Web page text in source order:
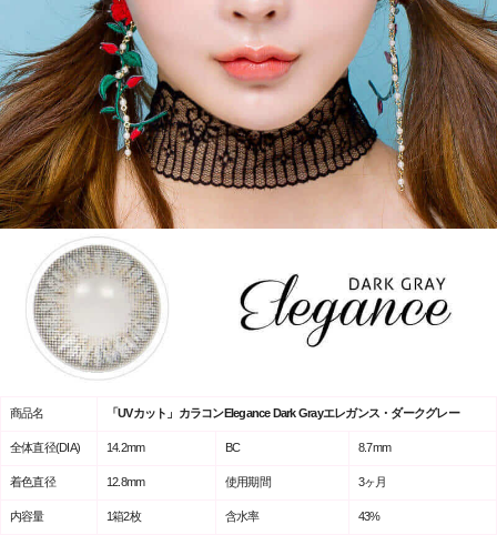
商品名 「UVカット」カラコンElegance Dark Grayエレガンス・ダークグレー
全体直径(DIA) 14.2mm BC 8.7mm
着色直径 12.8mm 使用期間 3ヶ月
内容量 1箱2枚 含水率 43%